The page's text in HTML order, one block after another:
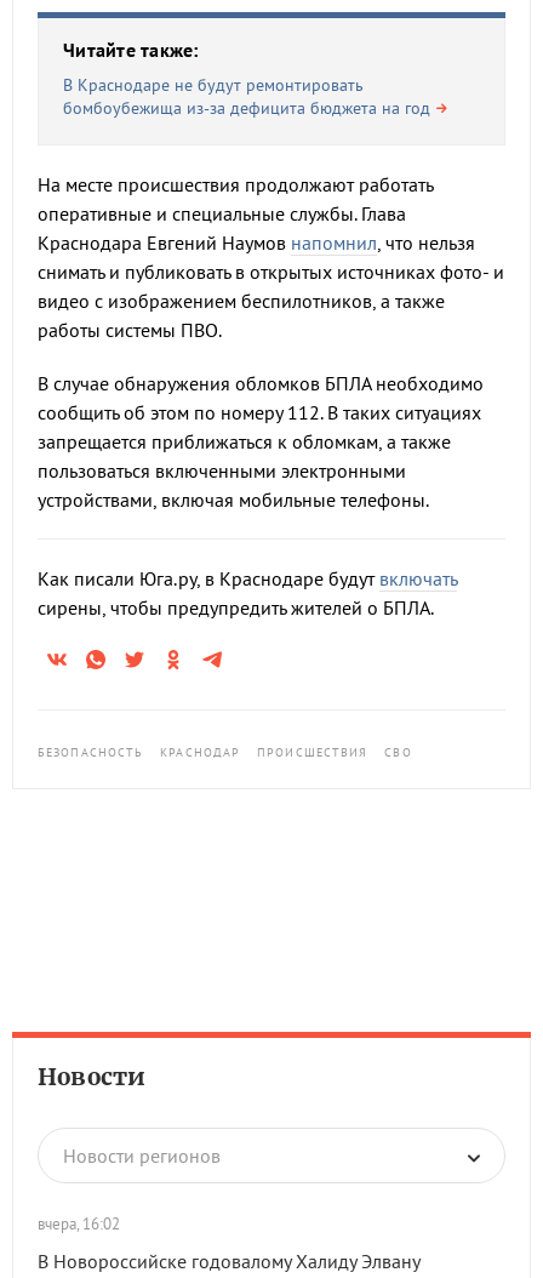
Читайте также:
В Краснодаре не будут ремонтировать
бомбоубежища из-за дефицита бюджета на год
На месте происшествия продолжают работать
оперативные и специальные службы. Глава
Краснодара Евгений Наумов напомнил, что нельзя
снимать и публиковать в открытых источниках фото- и
видео с изображением беспилотников, а также
работы системы ПВО.
В случае обнаружения обломков БПЛА необходимо
сообщить об этом по номеру 112. В таких ситуациях
запрещается приближаться к обломкам, а также
пользоваться включенными электронными
устройствами, включая мобильные телефоны.
Как писали Юга.ру, в Краснодаре будут включать
сирены, чтобы предупредить жителей о БПЛА.
БЕЗОПАСНОСТЬ КРАСНОДАР ПРОИСШЕСТВИЯ СВО
Новости
Новости регионов
вчера, 16:02
В Новороссийске годовалому Халиду Элвану